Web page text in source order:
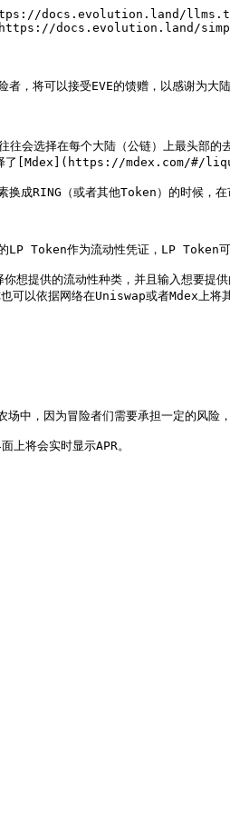
docs.evolution.land/
docs.evolution.land/
，将可以接受EVE的馈赠，以感谢为大
会选择在每个大陆（公链）上最头部
择了[Mdex](https://mdex.com/#/
成RING（或者其他Token）的时候，在
LP Token作为流动性凭证，LP Token
想提供的流动性种类，并且输入想要
以依据网络在Uniswap或者Mdex上将其
，因为冒险者们需要承担一定的风险
将会实时显示APR。